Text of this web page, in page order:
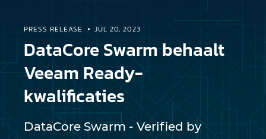
PRESS RELEASE JUL 20, 2023
DataCore Swarm behaalt
Veeam Ready-
kwalificaties
DataCore Swarm - Verified by